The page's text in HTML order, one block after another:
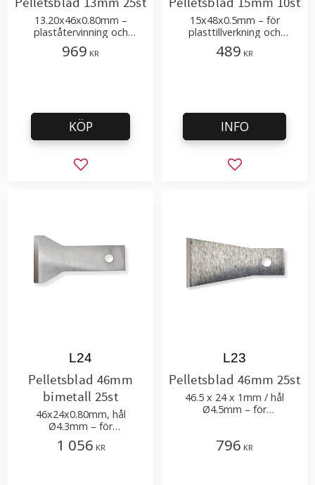
13.20x46x0.80mm –
plaståtervinning och
bearbetning – passar till
Munchy, Erema maskiner
969 KR
Lägg till i favoriter
KÖP
15x48x0.5mm – för
plasttillverkning och
återvinning
489 KR
Lägg till i
INFO
Pelletsblad 46mm
bimetall 25st
46x24x0.80mm, hål
Ø4.3mm – för
plasttillverkning och
återvinning, passar till
L24
1 056 KR
Pelletsblad 46mm 25st
46.5 x 24 x 1mm / hål
Ø4.5mm – för
L23
796 KR